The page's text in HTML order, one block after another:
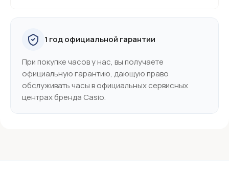
1 год официальной гарантии
При покупке часов у нас, вы получаете
официальную гарантию, дающую право
обслуживать часы в официальных сервисных
центрах бренда Casio.